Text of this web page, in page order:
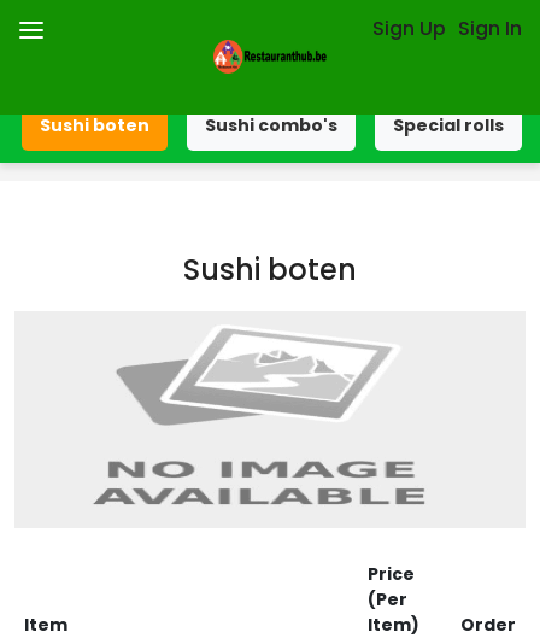
Sign Up Sign In
Sushi boten Sushi combo's Special rolls
Sushi boten
Item
Price
(Per
Item)
Order